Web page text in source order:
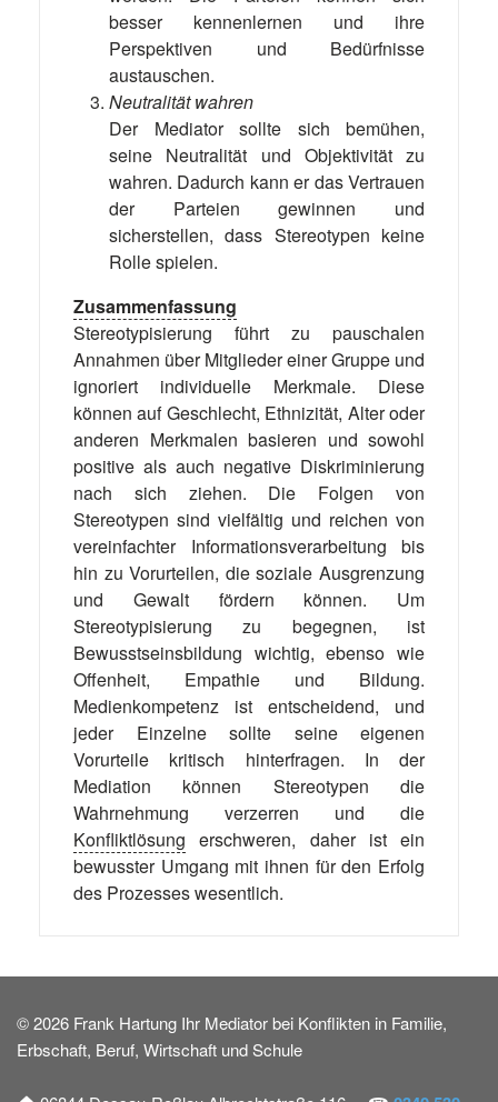
besser kennenlernen und ihre
Perspektiven und Bedürfnisse
austauschen.
Neutralität wahren
Der Mediator sollte sich bemühen,
seine Neutralität und Objektivität zu
wahren. Dadurch kann er das Vertrauen
der Parteien gewinnen und
sicherstellen, dass Stereotypen keine
Rolle spielen.
Zusammenfassung
Stereotypisierung führt zu pauschalen
Annahmen über Mitglieder einer Gruppe und
ignoriert individuelle Merkmale. Diese
können auf Geschlecht, Ethnizität, Alter oder
anderen Merkmalen basieren und sowohl
positive als auch negative Diskriminierung
nach sich ziehen. Die Folgen von
Stereotypen sind vielfältig und reichen von
vereinfachter Informationsverarbeitung bis
hin zu Vorurteilen, die soziale Ausgrenzung
und Gewalt fördern können. Um
Stereotypisierung zu begegnen, ist
Bewusstseinsbildung wichtig, ebenso wie
Offenheit, Empathie und Bildung.
Medienkompetenz ist entscheidend, und
jeder Einzelne sollte seine eigenen
Vorurteile kritisch hinterfragen. In der
Mediation können Stereotypen die
Wahrnehmung verzerren und die
Konfliktlösung erschweren, daher ist ein
bewusster Umgang mit ihnen für den Erfolg
des Prozesses wesentlich.
© 2026 Frank Hartung Ihr Mediator bei Konflikten in Familie,
Erbschaft, Beruf, Wirtschaft und Schule